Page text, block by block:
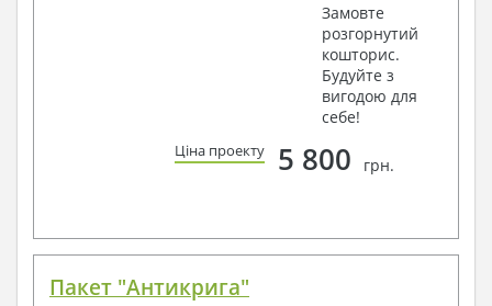
Замовте
розгорнутий
кошторис.
Будуйте з
вигодою для
себе!
Ціна проекту 5 800 грн.
Пакет "Антикрига"